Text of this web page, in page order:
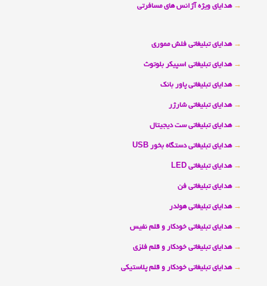
→ هدایای ویژه آژانس های مسافرتی
→ هدایای تبلیغاتی فلش مموری
→ هدایای تبلیغاتی اسپیکر بلوتوث
→ هدایای تبلیغاتی پاور بانک
→ هدایای تبلیغاتی شارژر
→ هدایای تبلیغاتی ست دیجیتال
→ هدایای تبلیغاتی دستگاه بخور USB
→ هدایای تبلیغاتی LED
→ هدایای تبلیغاتی فن
→ هدایای تبلیغاتی هولدر
→ هدایای تبلیغاتی خودکار و قلم نفیس
→ هدایای تبلیغاتی خودکار و قلم فلزی
→ هدایای تبلیغاتی خودکار و قلم پلاستیکی